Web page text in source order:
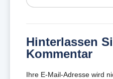
Hinterlassen
Kommentar
Ihre E-Mail-Adresse wird